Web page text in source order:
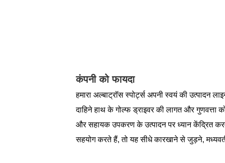
कंपनी को फायदा
हमारा अल्बाट्रॉस स्पोर्ट्स अपनी स्वयं की उत्पादन
दाहिने हाथ के गोल्फ ड्राइवर की लागत और
और सहायक उपकरण के उत्पादन पर ध्यान केंद्रित
सहयोग करते हैं, तो यह सीधे कारखाने से जुड़ने,